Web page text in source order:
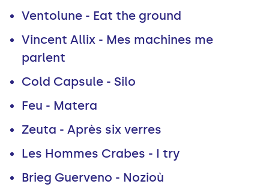
Ventolune - Eat the ground
Vincent Allix - Mes machines me
parlent
Cold Capsule - Silo
Feu - Matera
Zeuta - Après six verres
Les Hommes Crabes - I try
Brieg Guerveno - Nozioù